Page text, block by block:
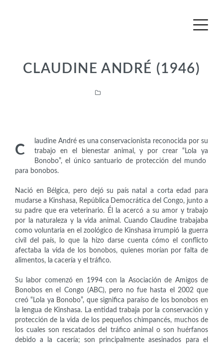
CLAUDINE ANDRÉ (1946)
C
laudine André es una conservacionista reconocida por su
trabajo en el bienestar animal, y por crear “Lola ya
Bonobo”, el único santuario de protección del mundo
para bonobos.
Nació en Bélgica, pero dejó su país natal a corta edad para
mudarse a Kinshasa, República Democrática del Congo, junto a
su padre que era veterinario. Él la acercó a su amor y trabajo
por la naturaleza y la vida animal. Cuando Claudine trabajaba
como voluntaria en el zoológico de Kinshasa irrumpió la guerra
civil del país, lo que la hizo darse cuenta cómo el conflicto
afectaba la vida de los bonobos, quienes morían por falta de
alimentos, la cacería y el tráfico.
Su labor comenzó en 1994 con la Asociación de Amigos de
Bonobos en el Congo (ABC), pero no fue hasta el 2002 que
creó “Lola ya Bonobo”, que significa paraíso de los bonobos en
la lengua de Kinshasa. La entidad trabaja por la conservación y
protección de la vida de los pequeños chimpancés, muchos de
los cuales son rescatados del tráfico animal o son huérfanos
debido a la cacería; son principalmente asesinados para el